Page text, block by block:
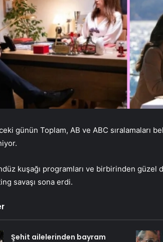
günün Toplam, AB ve ABC sıralamaları
kuşağı programları ve birbirinden güzel
savaşı sona erdi.
Şehit ailelerinden bayram